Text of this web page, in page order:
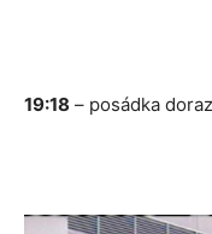
19:18 – posádka